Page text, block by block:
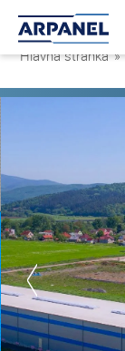
Hlavná stránka »